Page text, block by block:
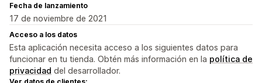
Fecha de lanzamiento
17 de noviembre de 2021
Acceso a los datos
Esta aplicación necesita acceso a los siguientes datos para
funcionar en tu tienda. Obtén más información en la política de
privacidad del desarrollador.